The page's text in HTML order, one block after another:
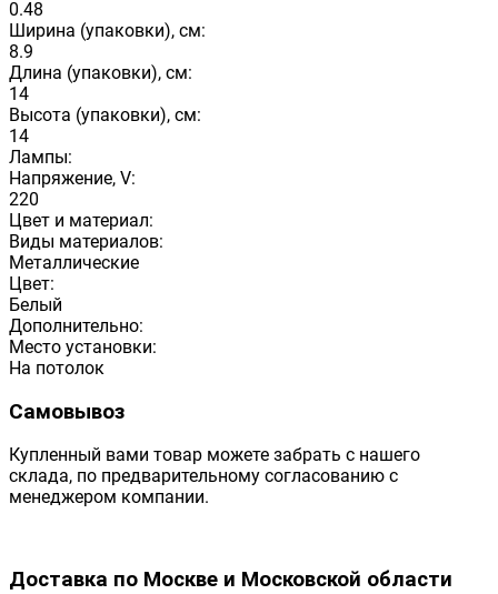
0.48
Ширина (упаковки), см:
8.9
Длина (упаковки), см:
14
Высота (упаковки), см:
14
Лампы:
Напряжение, V:
220
Цвет и материал:
Виды материалов:
Металлические
Цвет:
Белый
Дополнительно:
Место установки:
На потолок
Самовывоз
Купленный вами товар можете забрать с нашего
склада, по предварительному согласованию с
менеджером компании.
Доставка по Москве и Московской области